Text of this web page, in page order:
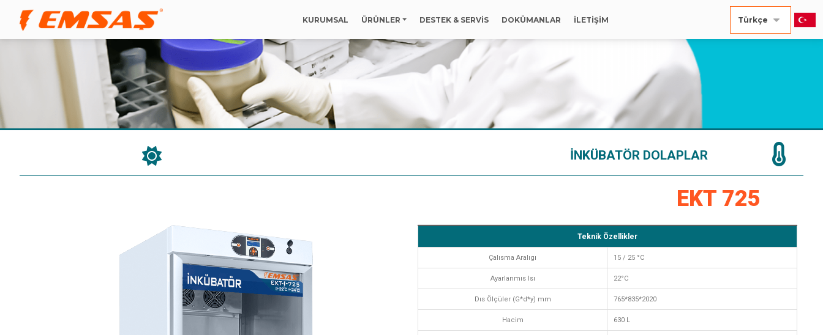
KURUMSAL ÜRÜNLER DESTEK & SERVİS DOKÜMANLAR İLETİŞİM
İNKÜBATÖR DOLAPLAR
EKT 725
Teknik Özellikler
Çalısma Aralıgı 15 / 25 °C
Ayarlanmıs Isı 22°C
Dıs Ölçüler (G*d*y) mm 765*835*2020
Hacim 630 L